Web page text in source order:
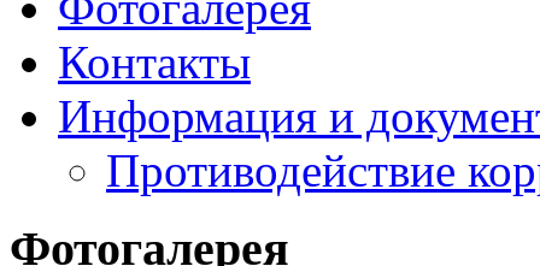
Контакты
Информация и
Противодействие
Фотогалерея